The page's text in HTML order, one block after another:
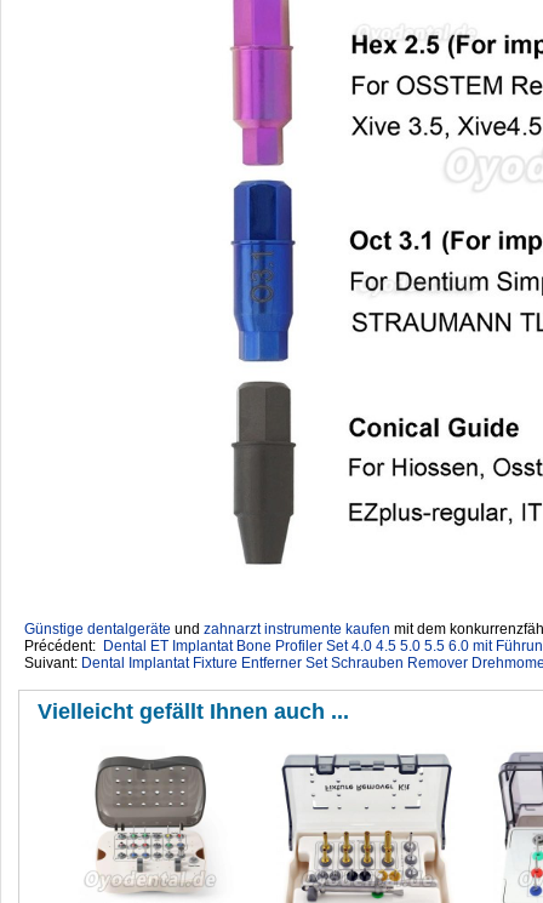
Günstige dentalgeräte ‎ und zahnarzt instrumente kaufen mit dem
Précédent: Dental ET Implantat Bone Profiler Set 4.0 4.5 5.0 5.5 6.0 mit
Suivant: Dental Implantat Fixture Entferner Set Schrauben Remover
Vielleicht gefällt Ihnen auch ...